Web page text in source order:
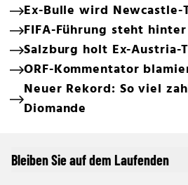
Ex-Bulle wird Newcastle-
FIFA-Führung steht
Salzburg holt Ex-Austria-
ORF-Kommentator
Neuer Rekord: So viel
Diomande
Bleiben Sie auf dem Laufenden